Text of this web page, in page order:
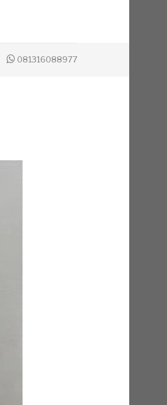
081316088977